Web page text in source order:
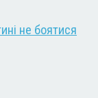
не боятися